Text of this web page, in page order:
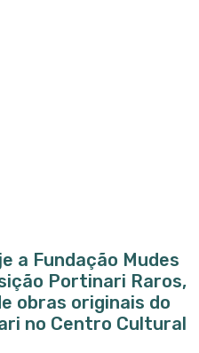
a Fundação Mudes
Portinari Raros,
obras originais do
no Centro Cultural